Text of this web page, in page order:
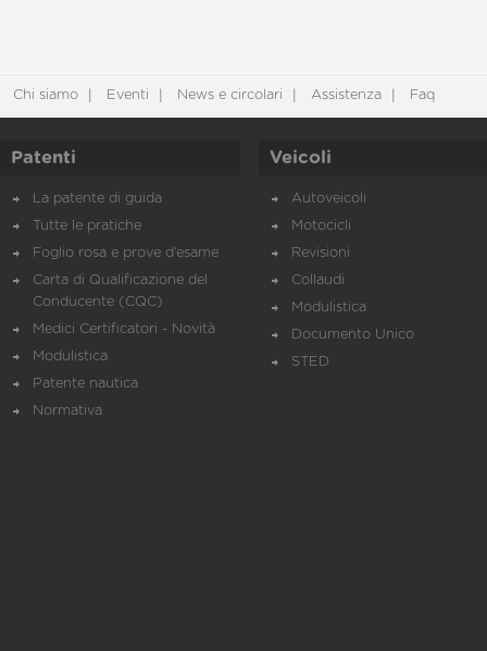
Chi siamo Eventi News e circolari Assistenza Faq
Patenti
La patente di guida
Tutte le pratiche
Foglio rosa e prove d’esame
Carta di Qualificazione del
Conducente (CQC)
Medici Certificatori - Novità
Modulistica
Patente nautica
Normativa
Veicoli
Autoveicoli
Motocicli
Revisioni
Collaudi
Modulistica
Documento Unico
STED